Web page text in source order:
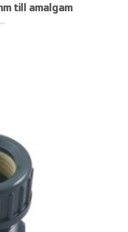
till amalgam